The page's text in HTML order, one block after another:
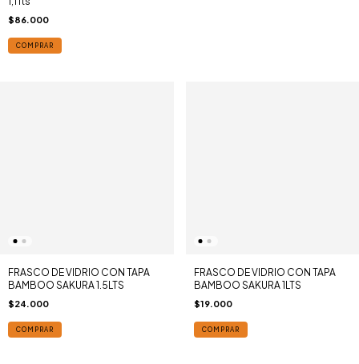
$86.000
COMPRAR
FRASCO DE VIDRIO CON TAPA
BAMBOO SAKURA 1.5LTS
$24.000
COMPRAR
FRASCO DE VIDRIO CON TAPA
BAMBOO SAKURA 1LTS
$19.000
COMPRAR